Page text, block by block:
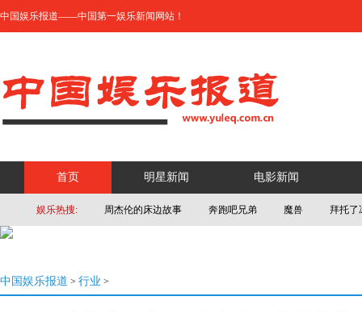
中国娱乐报道——中国第一娱乐新闻网站！
首页 明星新闻 电影新闻
娱乐热搜: 周杰伦的床边故事 奔跑吧兄弟 魔兽 拜托了
中国娱乐报道 > 行业 >